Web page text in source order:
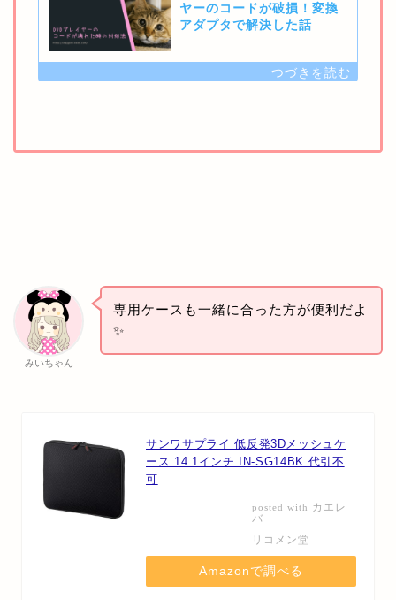
ヤーのコードが破損！変換
アダプタで解決した話
みいちゃん
専用ケースも一緒に合った方が便利だよ
✨
サンワサプライ 低反発3Dメッシュケ
ース 14.1インチ IN-SG14BK 代引不
可
posted with カエレ
バ
リコメン堂
Amazonで調べる